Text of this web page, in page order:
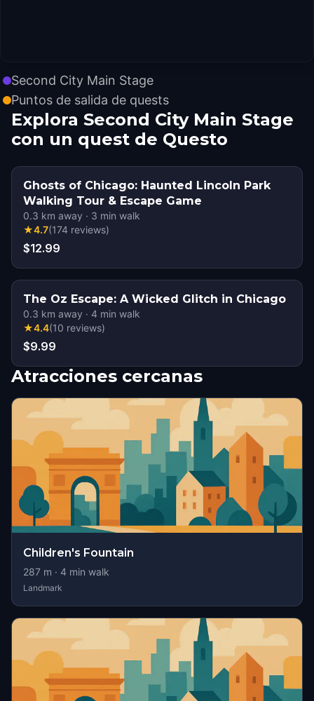
Second City Main Stage
Puntos de salida de quests
Explora Second City Main Stage
con un quest de Questo
Ghosts of Chicago: Haunted Lincoln Park
Walking Tour & Escape Game
0.3 km away · 3 min walk
★4.7(174 reviews)
$12.99
The Oz Escape: A Wicked Glitch in Chicago
0.3 km away · 4 min walk
★4.4(10 reviews)
$9.99
Atracciones cercanas
Children's Fountain
287 m · 4 min walk
Landmark